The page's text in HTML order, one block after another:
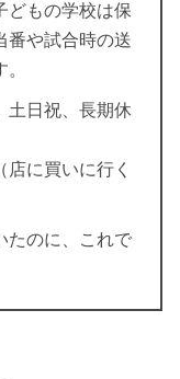
どもの学校は保
番や試合時の送
土日祝、長期休
に買いに行く
たのに、これで